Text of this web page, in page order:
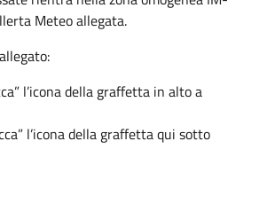
Meteo allegata.
l’icona della graffetta in alto a
l’icona della graffetta qui sotto